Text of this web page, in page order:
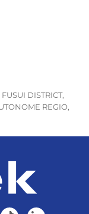
DISTRICT,
REGIO,